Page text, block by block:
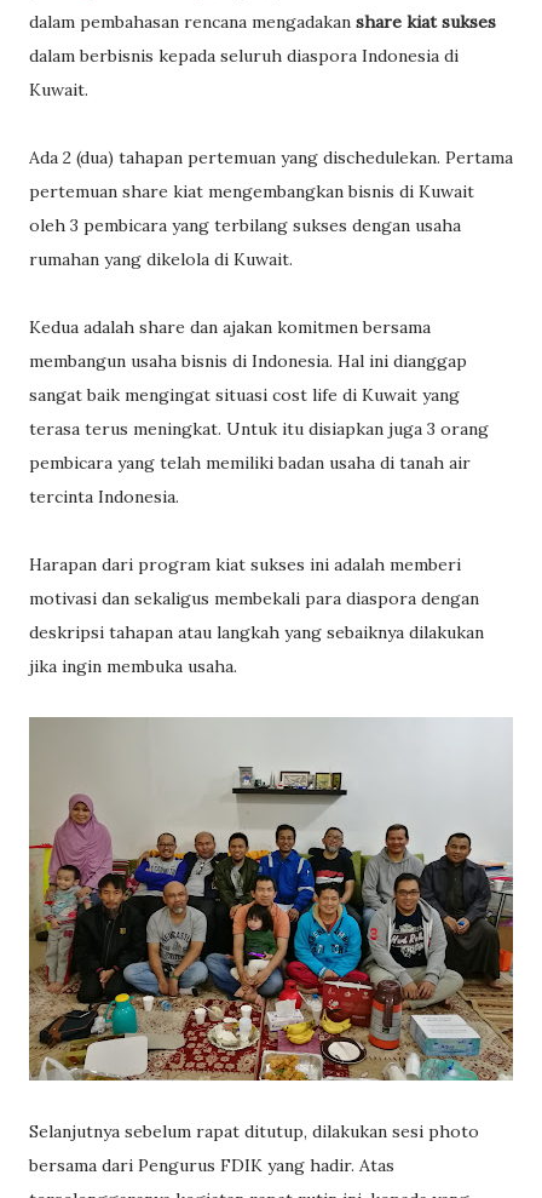
dalam pembahasan rencana mengadakan share kiat sukses
dalam berbisnis kepada seluruh diaspora Indonesia di
Kuwait.
Ada 2 (dua) tahapan pertemuan yang dischedulekan. Pertama
pertemuan share kiat mengembangkan bisnis di Kuwait
oleh 3 pembicara yang terbilang sukses dengan usaha
rumahan yang dikelola di Kuwait.
Kedua adalah share dan ajakan komitmen bersama
membangun usaha bisnis di Indonesia. Hal ini dianggap
sangat baik mengingat situasi cost life di Kuwait yang
terasa terus meningkat. Untuk itu disiapkan juga 3 orang
pembicara yang telah memiliki badan usaha di tanah air
tercinta Indonesia.
Harapan dari program kiat sukses ini adalah memberi
motivasi dan sekaligus membekali para diaspora dengan
deskripsi tahapan atau langkah yang sebaiknya dilakukan
jika ingin membuka usaha.
Selanjutnya sebelum rapat ditutup, dilakukan sesi photo
bersama dari Pengurus FDIK yang hadir. Atas